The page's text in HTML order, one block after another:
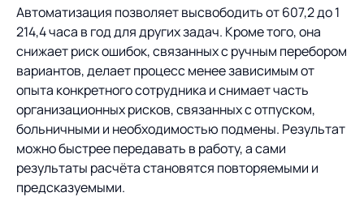
Автоматизация позволяет высвободить от 607,2 до 1
214,4 часа в год для других задач. Кроме того, она
снижает риск ошибок, связанных с ручным перебором
вариантов, делает процесс менее зависимым от
опыта конкретного сотрудника и снимает часть
организационных рисков, связанных с отпуском,
больничными и необходимостью подмены. Результат
можно быстрее передавать в работу, а сами
результаты расчёта становятся повторяемыми и
предсказуемыми.